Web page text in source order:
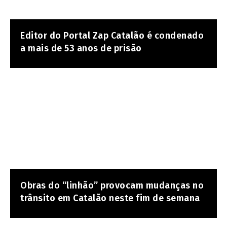
Editor do Portal Zap Catalão é condenado
a mais de 53 anos de prisão
Obras do “linhão” provocam mudanças no
trânsito em Catalão neste fim de semana